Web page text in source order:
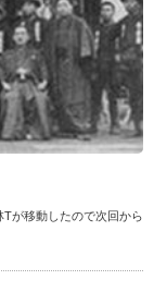
Tが移動したので次回から